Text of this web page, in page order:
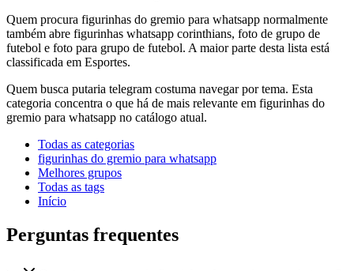
Quem procura figurinhas do gremio para whatsapp normalmente
também abre figurinhas whatsapp corinthians, foto de grupo de
futebol e foto para grupo de futebol. A maior parte desta lista está
classificada em Esportes.
Quem busca putaria telegram costuma navegar por tema. Esta
categoria concentra o que há de mais relevante em figurinhas do
gremio para whatsapp no catálogo atual.
Todas as categorias
figurinhas do gremio para whatsapp
Melhores grupos
Todas as tags
Início
Perguntas frequentes